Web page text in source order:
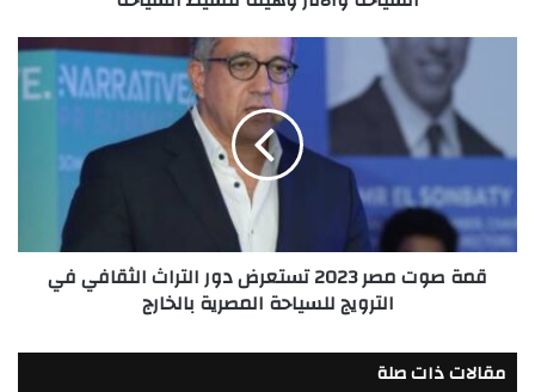
السياحة
تستعرض
التراث
الثقافي
في
الترويج
بالخارج
قمة صوت مصر 2023 تستعرض دور التراث الثقافي في
الترويج للسياحة المصرية بالخارج
مقالات ذات صلة